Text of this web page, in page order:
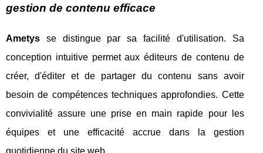
gestion de contenu efficace
Ametys se distingue par sa facilité d'utilisation. Sa
conception intuitive permet aux éditeurs de contenu de
créer, d'éditer et de partager du contenu sans avoir
besoin de compétences techniques approfondies. Cette
convivialité assure une prise en main rapide pour les
équipes et une efficacité accrue dans la gestion
quotidienne du site web.